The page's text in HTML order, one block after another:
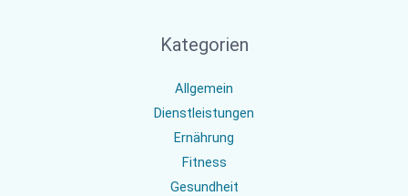
Kategorien
Allgemein
Dienstleistungen
Ernährung
Fitness
Gesundheit